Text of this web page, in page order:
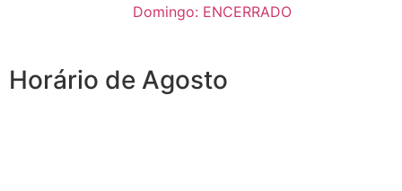
Domingo: ENCERRADO
Horário de Agosto